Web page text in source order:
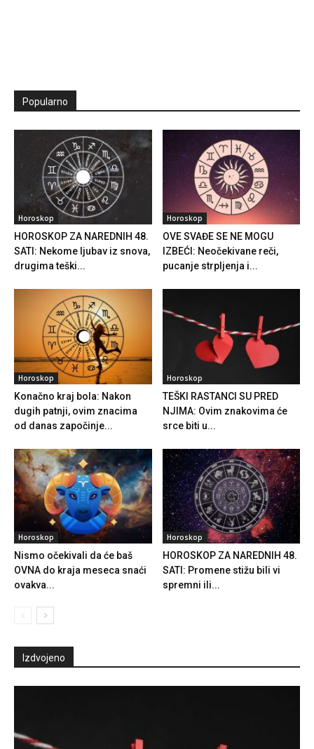
Popularno
Horoskop
HOROSKOP ZA NAREDNIH 48.
SATI: Nekome ljubav iz snova,
drugima teški...
Horoskop
OVE SVAĐE SE NE MOGU
IZBEĆI: Neočekivane reči,
pucanje strpljenja i...
Horoskop
Konačno kraj bola: Nakon
dugih patnji, ovim znacima
od danas započinje...
Horoskop
TEŠKI RASTANCI SU PRED
NJIMA: Ovim znakovima će
srce biti u...
Horoskop
Nismo očekivali da će baš
OVNA do kraja meseca snaći
ovakva...
Horoskop
HOROSKOP ZA NAREDNIH 48.
SATI: Promene stižu bili vi
spremni ili...
Izdvojeno